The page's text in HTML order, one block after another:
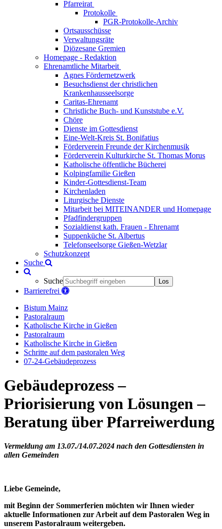
Pfarreirat
Protokolle
PGR-Protokolle-Archiv
Ortsausschüsse
Verwaltungsräte
Diözesane Gremien
Homepage - Redaktion
Ehrenamtliche Mitarbeit
Agnes Fördernetzwerk
Besuchsdienst der christlichen
Krankenhausseelsorge
Caritas-Ehrenamt
Christliche Buch- und Kunststube e.V.
Chöre
Dienste im Gottesdienst
Eine-Welt-Kreis St. Bonifatius
Förderverein Freunde der Kirchenmusik
Förderverein Kulturkirche St. Thomas Morus
Katholische öffentliche Bücherei
Kolpingfamilie Gießen
Kinder-Gottesdienst-Team
Kirchenladen
Liturgische Dienste
Mitarbeit bei MITEINANDER und Homepage
Pfadfindergruppen
Sozialdienst kath. Frauen - Ehrenamt
Suppenküche St. Albertus
Telefonseelsorge Gießen-Wetzlar
Schutzkonzept
Suche
Suche Los
Barrierefrei
Bistum Mainz
Pastoralraum
Katholische Kirche in Gießen
Pastoralraum
Katholische Kirche in Gießen
Schritte auf dem pastoralen Weg
07-24-Gebäudeprozess
Gebäudeprozess –
Priorisierung von Lösungen –
Beratung über Pfarreiwerdung
Vermeldung am 13.07./14.07.2024 nach den Gottesdiensten in
allen Gemeinden
Liebe Gemeinde,
mit Beginn der Sommerferien möchten wir Ihnen wieder
aktuelle Informationen zur Arbeit auf dem Pastoralen Weg in
unserem Pastoralraum weitergeben.